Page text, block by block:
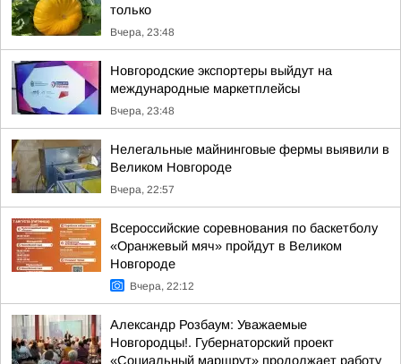
только
Вчера, 23:48
Новгородские экспортеры выйдут на
международные маркетплейсы
Вчера, 23:48
Нелегальные майнинговые фермы выявили в
Великом Новгороде
Вчера, 22:57
Всероссийские соревнования по баскетболу
«Оранжевый мяч» пройдут в Великом
Новгороде
Вчера, 22:12
Александр Розбаум: Уважаемые
Новгородцы!. Губернаторский проект
«Социальный маршрут» продолжает работу